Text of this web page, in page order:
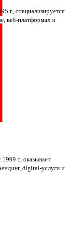
г., специализируется
веб‑платформах и
г., оказывает
digital‑услуги и